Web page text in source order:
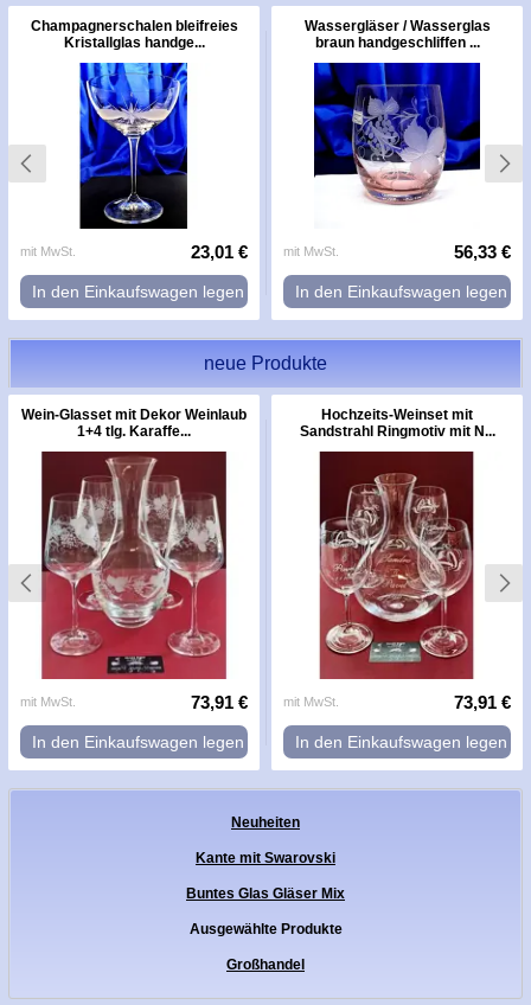
Neuheiten
Kante mit Swarovski
Buntes Glas Gläser Mix
Ausgewählte Produkte
Großhandel
Champagnerschalen bleifreies
Kristallglas handge...
mit MwSt. 23,01 €
In den Einkaufswagen legen
Wassergläser / Wasserglas
braun handgeschliffen ...
mit MwSt. 56,33 €
In den Einkaufswagen legen
neue Produkte
Wein-Glasset mit Dekor Weinlaub
1+4 tlg. Karaffe...
mit MwSt. 73,91 €
In den Einkaufswagen legen
Hochzeits-Weinset mit
Sandstrahl Ringmotiv mit N...
mit MwSt. 73,91 €
In den Einkaufswagen legen